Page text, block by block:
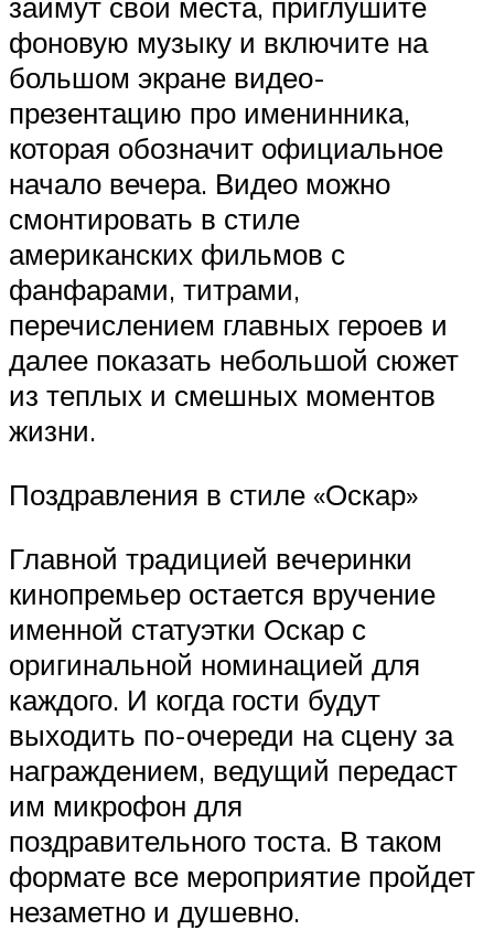
фоновую музыку и включите на
большом экране видео-
презентацию про именинника,
которая обозначит официальное
начало вечера. Видео можно
смонтировать в стиле
американских фильмов с
фанфарами, титрами,
перечислением главных героев и
далее показать небольшой сюжет
из теплых и смешных моментов
жизни.
Поздравления в стиле «Оскар»
Главной традицией вечеринки
кинопремьер остается вручение
именной статуэтки Оскар с
оригинальной номинацией для
каждого. И когда гости будут
выходить по-очереди на сцену за
награждением, ведущий передаст
им микрофон для
поздравительного тоста. В таком
формате все мероприятие пройдет
незаметно и душевно.